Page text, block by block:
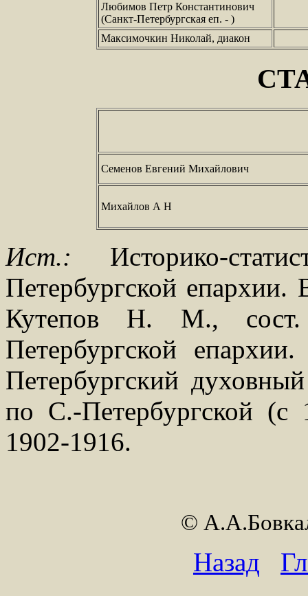
Любимов Петр Константинович
(Санкт-Петербургская еп. - )
Максимочкин Николай, диакон
Семенов Евгений Михайлович
Михайлов А Н
Ист.: Историко-
Петербургской
Кутепов Н. М.,
Петербургской
Петербургский
по С.-Петербургской (с
1902-1916.
©
Назад